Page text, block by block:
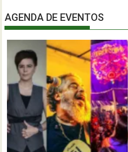
AGENDA DE EVENTOS